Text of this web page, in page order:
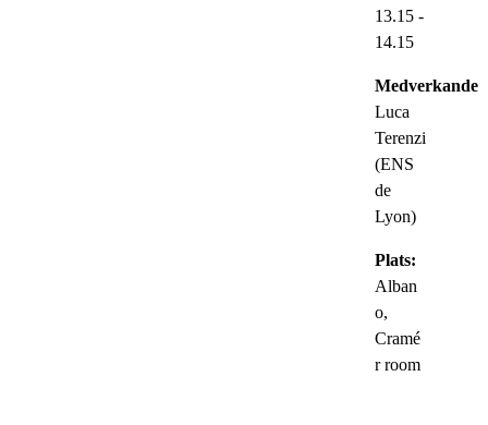
13.15 -
14.15
Medverkande:
Luca
Terenzi
(ENS
de
Lyon)
Plats:
Alban
o,
Cramé
r room